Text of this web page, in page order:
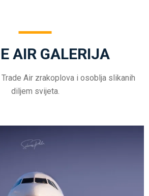
AIR GALERIJA
Air zrakoplova i osoblja slikanih
diljem svijeta.